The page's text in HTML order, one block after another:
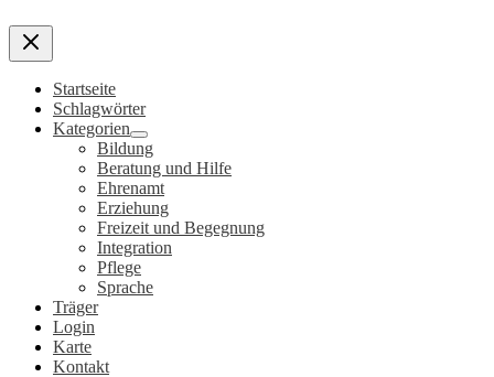
Startseite
Schlagwörter
Kategorien
Bildung
Beratung und Hilfe
Ehrenamt
Erziehung
Freizeit und Begegnung
Integration
Pflege
Sprache
Träger
Login
Karte
Kontakt